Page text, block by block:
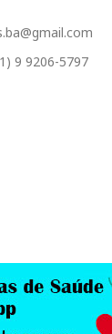
9 9206-5797